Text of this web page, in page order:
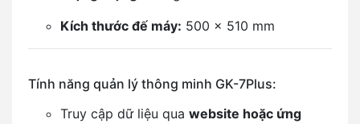
Kích thước đế máy: 500 x 510 mm
Tính năng quản lý thông minh GK-7Plus:
Truy cập dữ liệu qua website hoặc ứng